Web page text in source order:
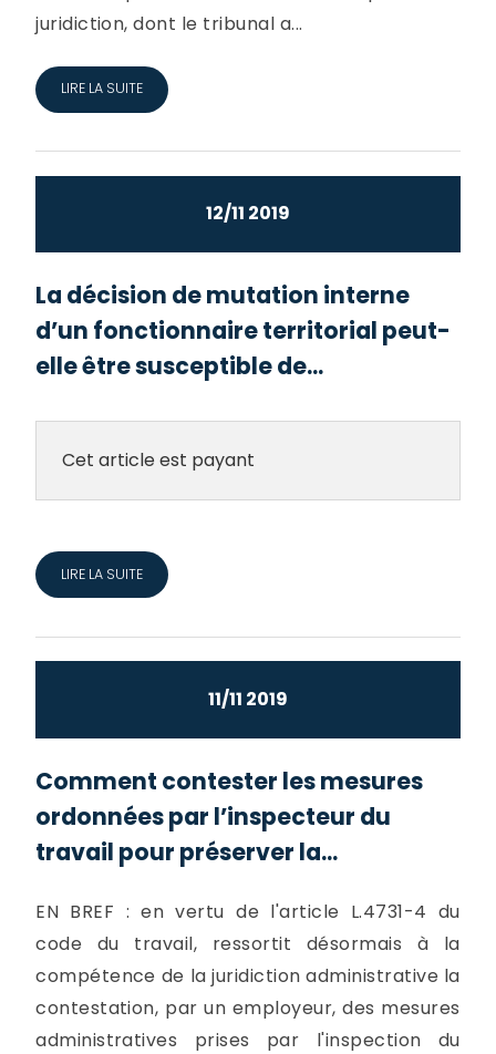
juridiction, dont le tribunal a...
LIRE LA SUITE
12/11 2019
La décision de mutation interne
d’un fonctionnaire territorial peut-
elle être susceptible de...
Cet article est payant
LIRE LA SUITE
11/11 2019
Comment contester les mesures
ordonnées par l’inspecteur du
travail pour préserver la...
EN BREF : en vertu de l'article L.4731-4 du
code du travail, ressortit désormais à la
compétence de la juridiction administrative la
contestation, par un employeur, des mesures
administratives prises par l'inspection du